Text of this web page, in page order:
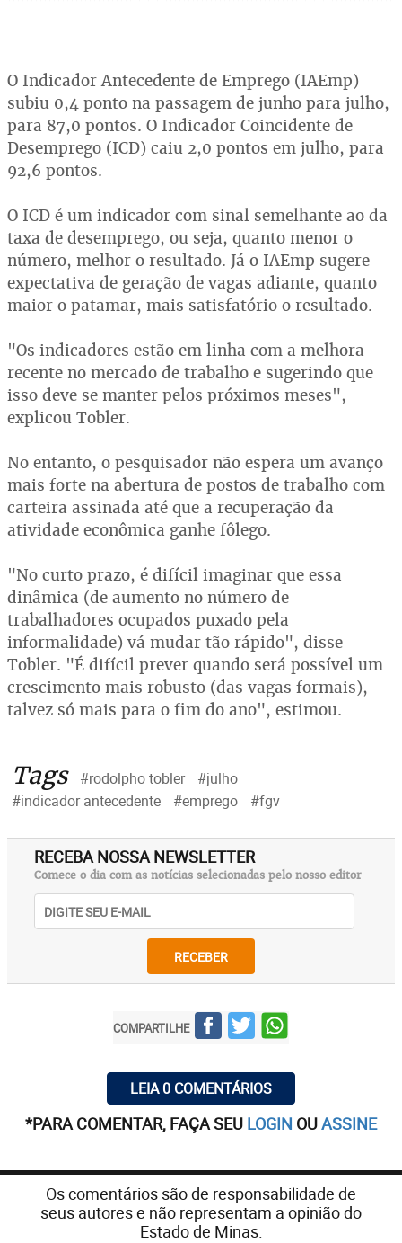
O Indicador Antecedente de Emprego (IAEmp)
subiu 0,4 ponto na passagem de junho para julho,
para 87,0 pontos. O Indicador Coincidente de
Desemprego (ICD) caiu 2,0 pontos em julho, para
92,6 pontos.
O ICD é um indicador com sinal semelhante ao da
taxa de desemprego, ou seja, quanto menor o
número, melhor o resultado. Já o IAEmp sugere
expectativa de geração de vagas adiante, quanto
maior o patamar, mais satisfatório o resultado.
"Os indicadores estão em linha com a melhora
recente no mercado de trabalho e sugerindo que
isso deve se manter pelos próximos meses",
explicou Tobler.
No entanto, o pesquisador não espera um avanço
mais forte na abertura de postos de trabalho com
carteira assinada até que a recuperação da
atividade econômica ganhe fôlego.
"No curto prazo, é difícil imaginar que essa
dinâmica (de aumento no número de
trabalhadores ocupados puxado pela
informalidade) vá mudar tão rápido", disse
Tobler. "É difícil prever quando será possível um
crescimento mais robusto (das vagas formais),
talvez só mais para o fim do ano", estimou.
Tags #rodolpho tobler
#julho
#indicador antecedente
#emprego #fgv
RECEBA NOSSA NEWSLETTER
Comece o dia com as notícias selecionadas pelo nosso editor
RECEBER
COMPARTILHE
LEIA 0 COMENTÁRIOS
*PARA COMENTAR, FAÇA SEU LOGIN OUASSINE
Os comentários são de responsabilidade de
seus autores e não representam a opinião do
Estado de Minas.